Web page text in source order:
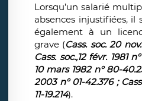
Lorsqu’un salarié
absences injustifiées, il
également à un
grave (Cass. soc. 20
Cass. soc.,12 févr. 1981
10 mars 1982 n° 80-
2003 n° 01-42.376 ;
11-19.214).